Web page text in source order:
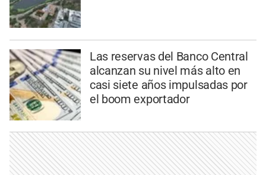
Las reservas del Banco Central
alcanzan su nivel más alto en
casi siete años impulsadas por
el boom exportador